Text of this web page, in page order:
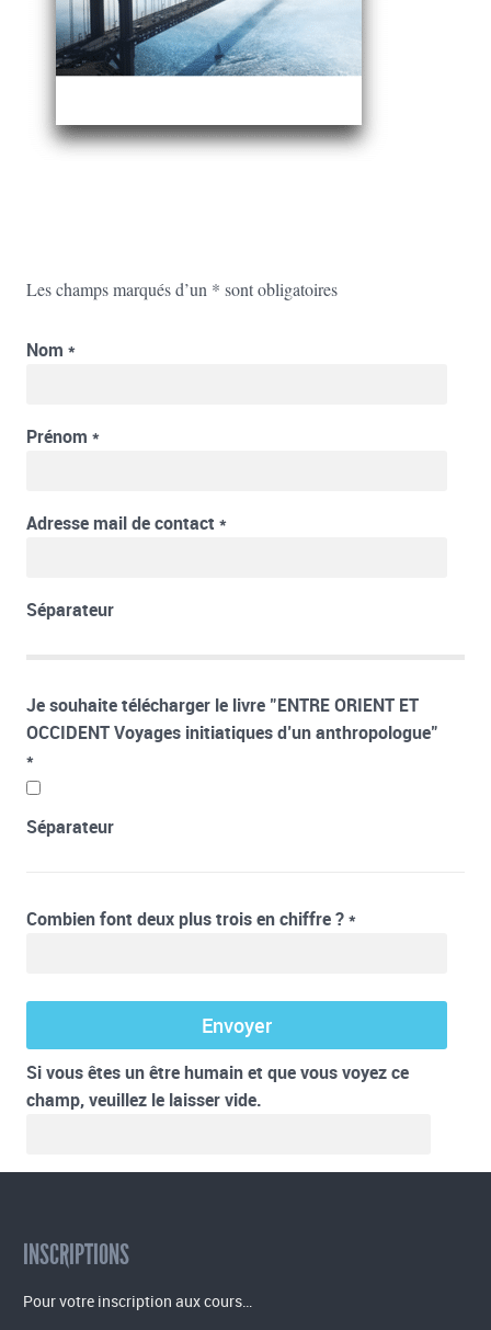
Les champs marqués d’un * sont obligatoires
Nom *
Prénom *
Adresse mail de contact *
Séparateur
Je souhaite télécharger le livre "ENTRE ORIENT ET
OCCIDENT Voyages initiatiques d’un anthropologue"
*
Séparateur
Combien font deux plus trois en chiffre ?*
Si vous êtes un être humain et que vous voyez ce
champ, veuillez le laisser vide.
INSCRIPTIONS
Pour votre inscription aux cours…